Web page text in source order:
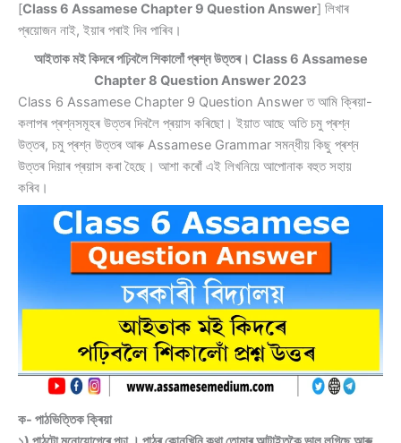
[Class 6 Assamese Chapter 9 Question Answer] লিখাৰ
প্ৰয়োজন নাই, ইয়াৰ পৰাই দিব পাৰিব।
আইতাক মই কিদৰে পঢ়িবলৈ শিকালোঁ প্ৰশ্ন উত্তৰ। Class 6 Assamese
Chapter 8 Question Answer 2023
Class 6 Assamese Chapter 9 Question Answer ত আমি ক্ৰিয়া-
কলাপৰ প্ৰশ্নসমূহৰ উত্তৰ দিবলৈ প্ৰয়াস কৰিছো। ইয়াত আছে অতি চমু প্ৰশ্ন
উত্তৰ, চমু প্ৰশ্ন উত্তৰ আৰু Assamese Grammar সমন্ধীয় কিছু প্ৰশ্ন
উত্তৰ দিয়াৰ প্ৰয়াস কৰা হৈছে। আশা কৰোঁ এই লিখনিয়ে আপোনাক বহুত সহায়
কৰিব।
ক- পাঠভিত্তিক ক্ৰিয়া